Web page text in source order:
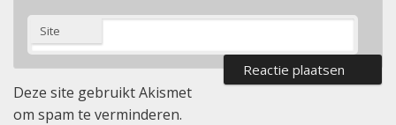
Site
Deze site gebruikt Akismet
om spam te verminderen.